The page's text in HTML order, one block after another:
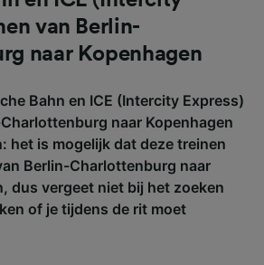
van Berlin-
naar Kopenhagen
Bahn en ICE (Intercity Express)
naar Kopenhagen
het is mogelijk dat deze treinen
Berlin-Charlottenburg naar
dus vergeet niet bij het zoeken
of je tijdens de rit moet